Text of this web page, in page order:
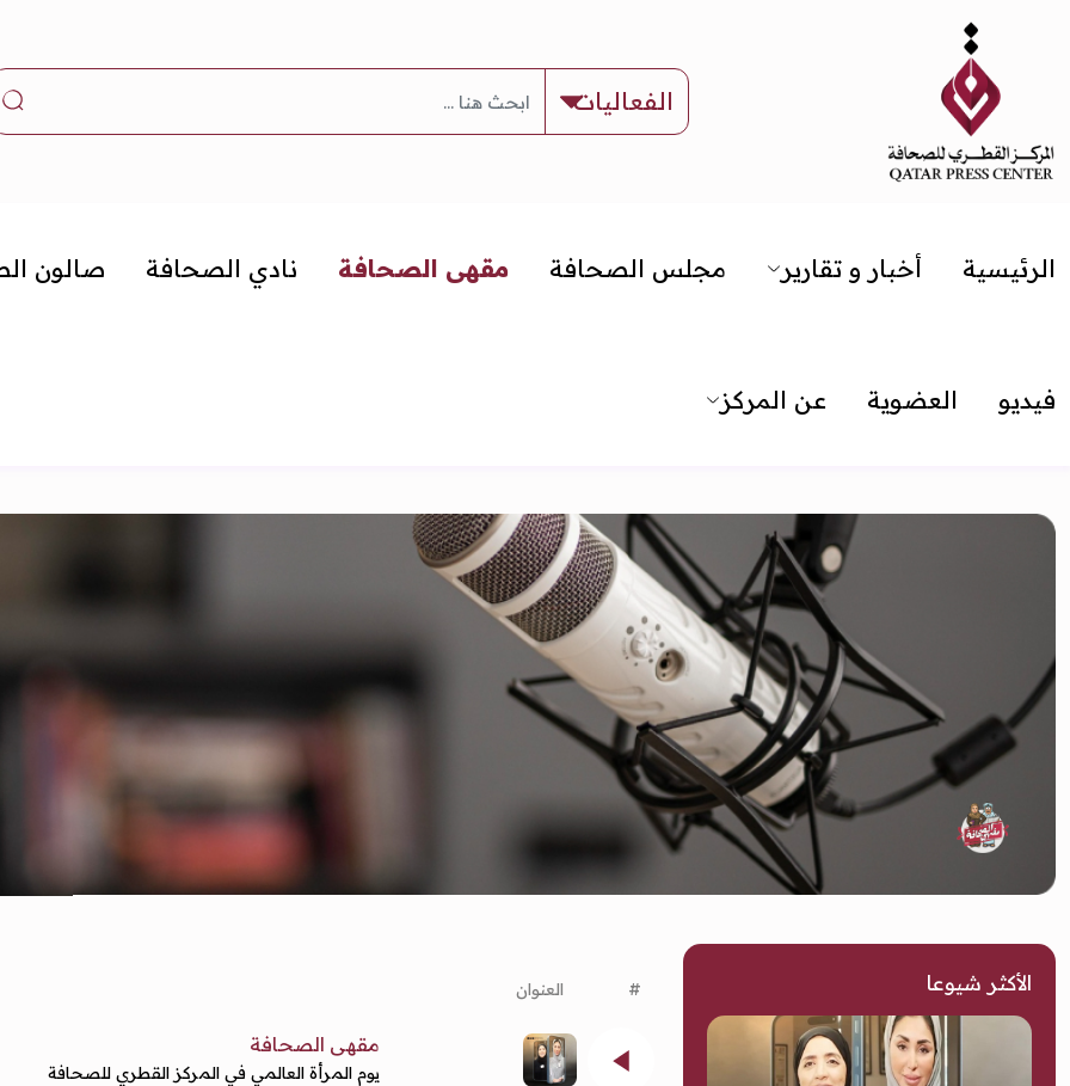
الرئيسية أخبار و تقارير مجلس الصحافة مقهى الصحافة نادي الصحافة صالون
فيديو العضوية عن المركز
الأكثر شيوعا # العنوان
مقهى الصحافة
يوم المرأة العالمي في المركز القطري للصحافة